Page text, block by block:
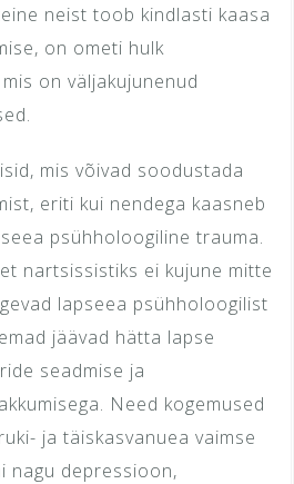
neist toob kindlasti kaasa
on ometi hulk
on väljakujunenud
mis võivad soodustada
eriti kui nendega kaasneb
psühholoogiline trauma.
nartsissistiks ei kujune mitte
lapseea psühholoogilist
jäävad hätta lapse
seadmise ja
Need kogemused
ja täiskasvanuea vaimse
nagu depressioon,